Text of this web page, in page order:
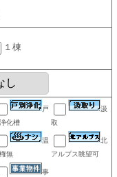
１棟
戸
化槽
汲
取
温
無
北
アルプス眺望可
事